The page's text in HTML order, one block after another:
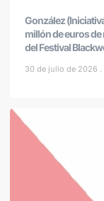
González
millón de euros
del Festival
30 de julio de 2026